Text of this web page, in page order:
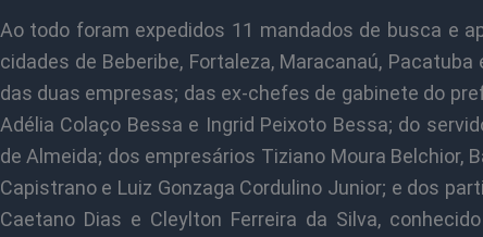
Ao todo foram expedidos 11 mandados de busca e
cidades de Beberibe, Fortaleza, Maracanaú, Pacatuba
das duas empresas; das ex-chefes de gabinete do
Adélia Colaço Bessa e Ingrid Peixoto Bessa; do
de Almeida; dos empresários Tiziano Moura Belchior,
Capistrano e Luiz Gonzaga Cordulino Junior; e dos
Caetano Dias e Cleylton Ferreira da Silva,